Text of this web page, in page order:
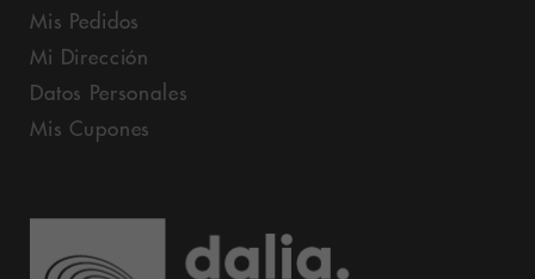
Mis Pedidos
Mi Dirección
Datos Personales
Mis Cupones